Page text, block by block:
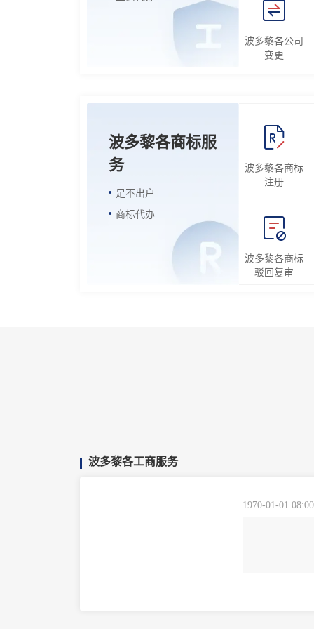
波多黎各公司
变更
波多黎各商标服
务
足不出户
商标代办
波多黎各商标
注册
波多黎各商标
驳回复审
波多黎各工商服务
1970-01-01